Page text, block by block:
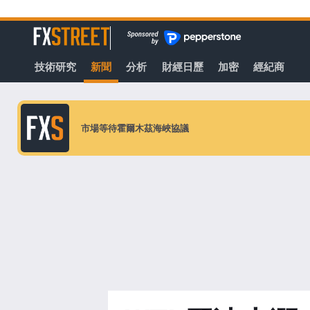
至
容
FXStreet
技術研究 新聞 分析 財經日歷 加密 經紀商
市場等待霍爾木茲海峽協議